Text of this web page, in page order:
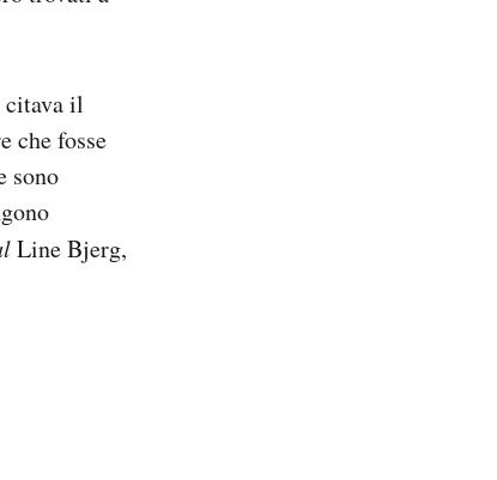
citava il
che fosse
sono
Line Bjerg,